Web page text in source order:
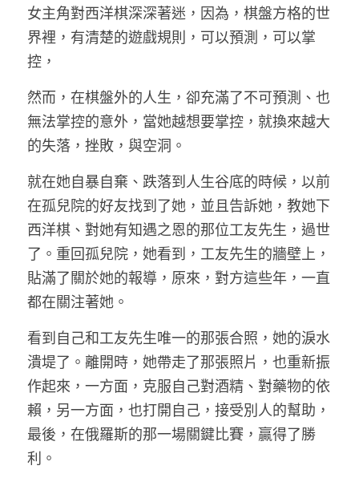
女主角對西洋棋深深著迷，因為，棋盤方格的世
界裡，有清楚的遊戲規則，可以預測，可以掌
控，
然而，在棋盤外的人生，卻充滿了不可預測、也
無法掌控的意外，當她越想要掌控，就換來越大
的失落，挫敗，與空洞。
就在她自暴自棄、跌落到人生谷底的時候，以前
在孤兒院的好友找到了她，並且告訴她，教她下
西洋棋、對她有知遇之恩的那位工友先生，過世
了。重回孤兒院，她看到，工友先生的牆壁上，
貼滿了關於她的報導，原來，對方這些年，一直
都在關注著她。
看到自己和工友先生唯一的那張合照，她的淚水
潰堤了。離開時，她帶走了那張照片，也重新振
作起來，一方面，克服自己對酒精、對藥物的依
賴，另一方面，也打開自己，接受別人的幫助，
最後，在俄羅斯的那一場關鍵比賽，贏得了勝
利。